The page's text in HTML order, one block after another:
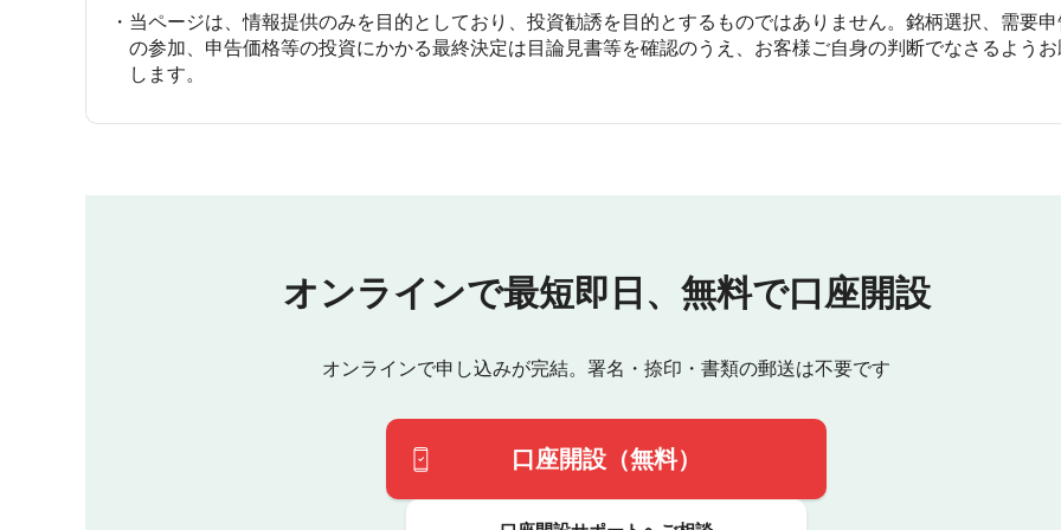
当ページは、情報提供のみを目的としており、投資勧誘を目的とするものではありません。銘柄選択、需要
の参加、申告価格等の投資にかかる最終決定は目論見書等を確認のうえ、お客様ご自身の判断でなさるようお
します。
オンラインで最短即日、 無料で口座開設
オンラインで申し込みが完結。署名・捺印・書類の郵送は不要です
口座開設（無料）